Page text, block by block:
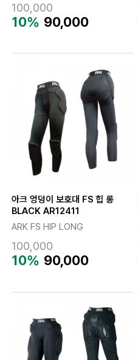
100,000
10% 90,000
아크 엉덩이 보호대 FS 힙 롱
BLACK AR12411
ARK FS HIP LONG
100,000
10% 90,000